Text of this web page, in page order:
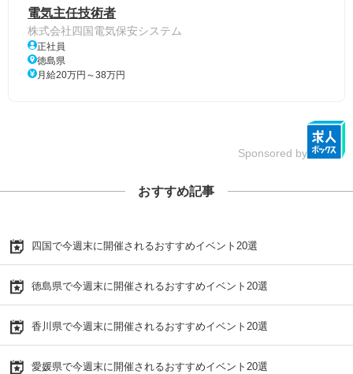
電気主任技術者
株式会社四国電気保安システム
正社員
徳島県
月給20万円～38万円
Sponsored by
おすすめ記事
四国で今週末に開催されるおすすめイベント20選
徳島県で今週末に開催されるおすすめイベント20選
香川県で今週末に開催されるおすすめイベント20選
愛媛県で今週末に開催されるおすすめイベント20選